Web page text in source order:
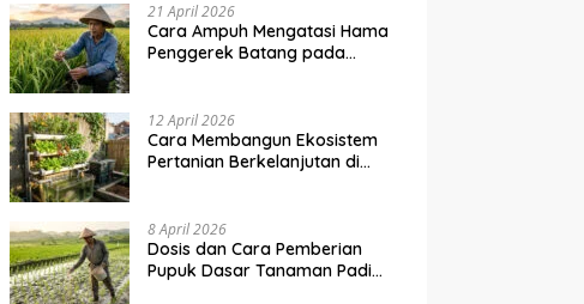
Penerapan IoT dalam
Pertanian Modern di Indonesia
Ekonomi Sumber Daya Lahan:
21 April 2026
Cara Ampuh Mengatasi Hama
Penggerek Batang pada
12 April 2026
Cara Membangun Ekosistem
Pertanian Berkelanjutan di
8 April 2026
Dosis dan Cara Pemberian
Pupuk Dasar Tanaman Padi